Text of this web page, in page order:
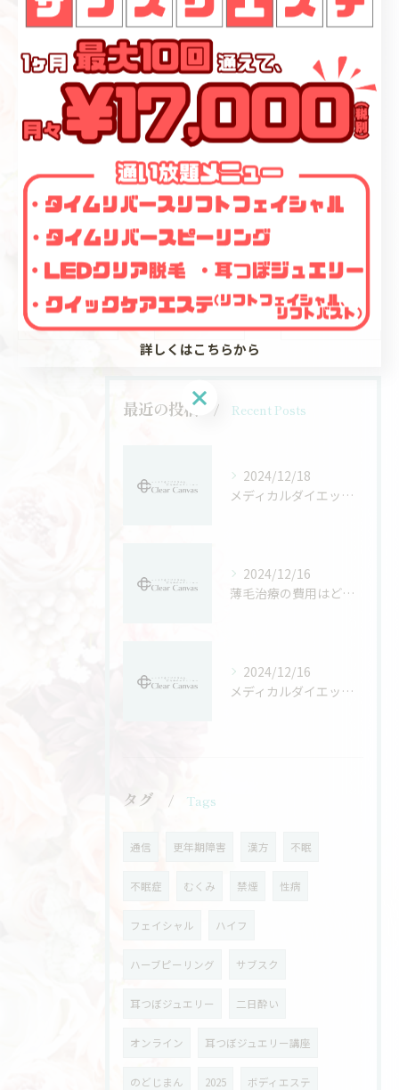
ケアしてくれます。これは、エステティシャンが豊富な
知識と技術を持っているからです。エステティシャン
は、お肌の悩みに合わせたトリートメントを提供してく
れます。そのため、余計なダメージを与えることなく、
お肌を美しく保つことができます。また、エステで使用
する化粧品は、一般市販されているものよりも高品質
で、質の良いものを使用しているので、お肌を傷つける
ことがありません。これらの理由から、エステでお肌の
ケアをすることは、ダメージを軽減の上、美しく保つこ
とができるため、おすすめです。
< 前のページ 一覧に戻る 次のページ >
最近の投稿 Recent Posts
2024/12/18
メディカルダイエットで実現する健康革命：その効果と未来
2024/12/16
薄毛治療の費用はどれくらい？賢い選択で悩みを解決！
2024/12/16
メディカルダイエットで理想のスタイルを手に入れる方法
タグ Tags
通信 更年期障害 漢方 不眠
不眠症 むくみ 禁煙 性病
フェイシャル ハイフ
ハーブピーリング サブスク
耳つぼジュエリー 二日酔い
オンライン 耳つぼジュエリー講座
のどじまん 2025 ボディエステ
詳しくはこちらから